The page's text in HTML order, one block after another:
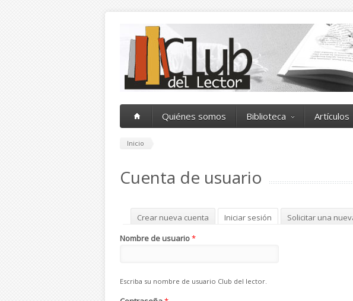
Quiénes somos Biblioteca Artículos
Inicio
Cuenta de usuario
Solapas principales
Crear nueva cuenta Iniciar sesión (solapa activa)
Solicitar una
Nombre de usuario*
Escriba su nombre de usuario Club del lector.